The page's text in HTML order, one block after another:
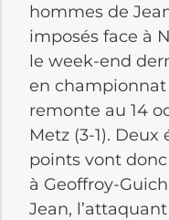
hommes de
imposés face à
le week-end
en
remonte au 14
Metz (3-1). Deux
points vont
à Geoffroy-
Jean,